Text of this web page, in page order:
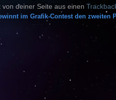
deiner Seite aus einen
im Grafik-Contest den zweiten